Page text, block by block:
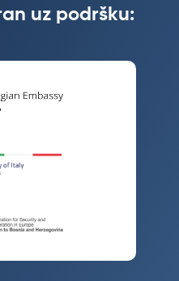
uz podršku: